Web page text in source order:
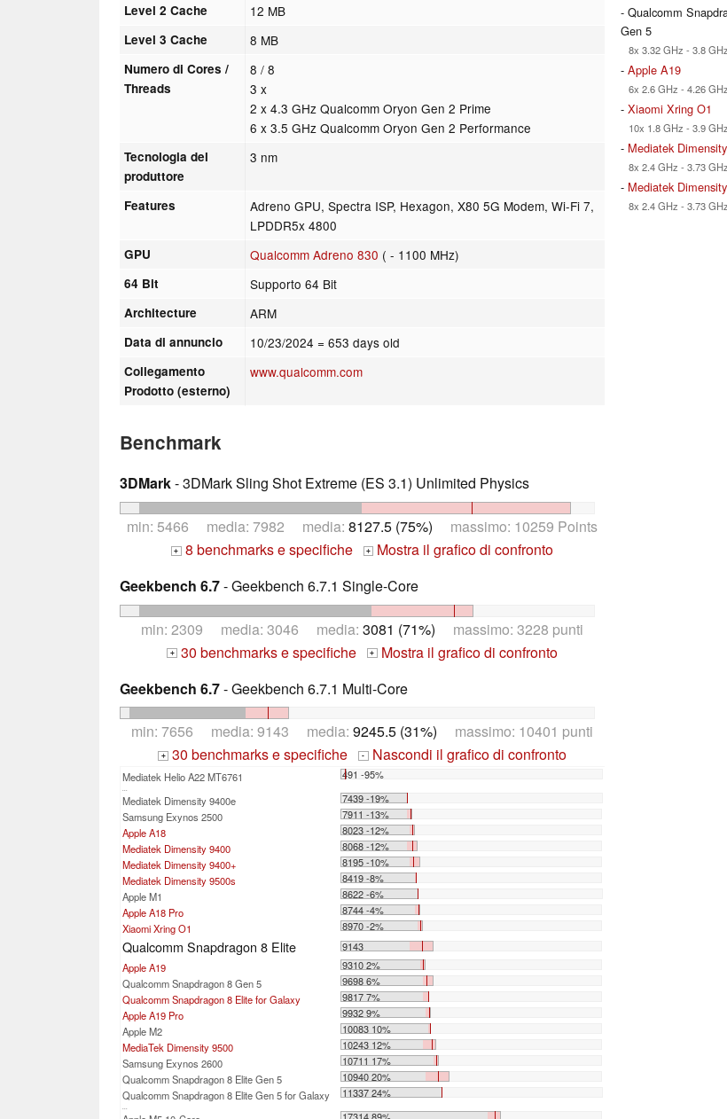
Level 2 Cache 12 MB
Level 3 Cache 8 MB
Numero di Cores /
Threads
8 / 8
3 x
2 x 4.3 GHz Qualcomm Oryon Gen 2 Prime
6 x 3.5 GHz Qualcomm Oryon Gen 2 Performance
Tecnologia del
produttore
3 nm
Features
Adreno GPU, Spectra ISP, Hexagon, X80 5G Modem, Wi-Fi 7,
LPDDR5x 4800
GPU Qualcomm Adreno 830 ( - 1100 MHz)
64 Bit Supporto 64 Bit
Architecture ARM
Data di annuncio 10/23/2024 = 653 days old
Collegamento
Prodotto (esterno)
www.qualcomm.com
Benchmark
3DMark- 3DMark Sling Shot Extreme (ES 3.1) Unlimited Physics
min: 5466 media: 7982 media: 8127.5 (75%) massimo: 10259 Points
+ 8 benchmarks e specifiche +
Mostra il grafico di confronto
Geekbench 6.7- Geekbench 6.7.1 Single-Core
min: 2309 media: 3046 media: 3081 (71%) massimo: 3228 punti
+ 30 benchmarks e specifiche + Mostra il grafico di confronto
Geekbench 6.7- Geekbench 6.7.1 Multi-Core
min: 7656 media: 9143 media: 9245.5 (31%) massimo: 10401 punti
+ 30 benchmarks e specifiche - Nascondi il grafico di confronto
Mediatek Helio A22 MT6761 491 -95%
...
Mediatek Dimensity 9400e
7439 -19%
Samsung Exynos 2500
7911 -13%
Apple A18
8023 -12%
Mediatek Dimensity 9400
8068 -12%
Mediatek Dimensity 9400+
8195 -10%
Mediatek Dimensity 9500s
8419 -8%
Apple M1
8622 -6%
Apple A18 Pro
8744 -4%
Xiaomi Xring O1
8970 -2%
Qualcomm Snapdragon 8 Elite
9143
Apple A19
9310 2%
Qualcomm Snapdragon 8 Gen 5
9698 6%
Qualcomm Snapdragon 8 Elite for Galaxy
9817 7%
Apple A19 Pro
9932 9%
Apple M2
10083 10%
MediaTek Dimensity 9500
10243 12%
Samsung Exynos 2600
10711 17%
Qualcomm Snapdragon 8 Elite Gen 5
10940 20%
Qualcomm Snapdragon 8 Elite Gen 5 for Galaxy
11337 24%
...
- Qualcomm
Gen 5
8x 3.32 GHz - 3.8 GHz
- Apple A19
6x 2.6 GHz - 4.26 GHz
- Xiaomi Xring O1
10x 1.8 GHz - 3.9 GHz
- Mediatek
8x 2.4 GHz - 3.73 GHz
- Mediatek
8x 2.4 GHz - 3.73 GHz